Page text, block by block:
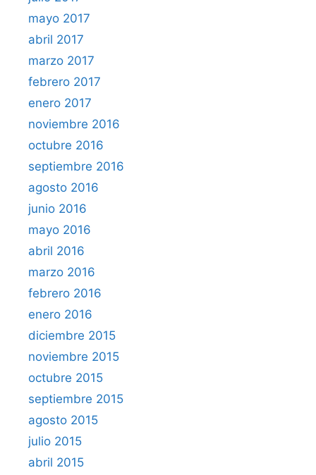
mayo 2017
abril 2017
marzo 2017
febrero 2017
enero 2017
noviembre 2016
octubre 2016
septiembre 2016
agosto 2016
junio 2016
mayo 2016
abril 2016
marzo 2016
febrero 2016
enero 2016
diciembre 2015
noviembre 2015
octubre 2015
septiembre 2015
agosto 2015
julio 2015
abril 2015